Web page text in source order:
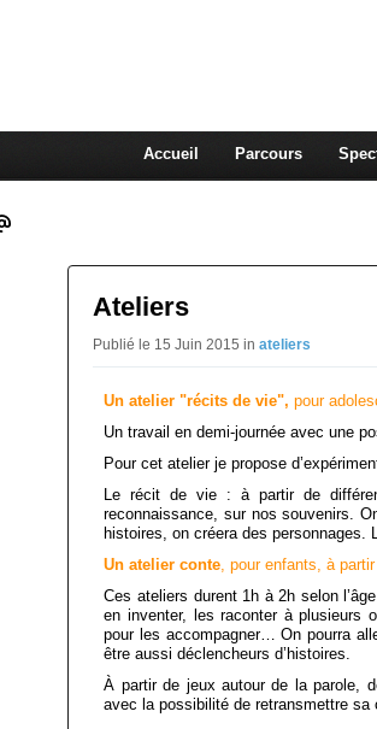
Accueil Parcours
Ateliers
Publié le 15 Juin 2015 in ateliers
Un atelier "récits de vie", pour
Un travail en demi-journée avec une
Pour cet atelier je propose
Le récit de vie : à partir de
reconnaissance, sur nos souvenirs.
histoires, on créera des
Un atelier conte, pour enfants, à
Ces ateliers durent 1h à 2h selon
en inventer, les raconter à plusieurs
pour les accompagner… On pourra
être aussi déclencheurs d’histoires.
À partir de jeux autour de la parole,
avec la possibilité de retransmettre sa